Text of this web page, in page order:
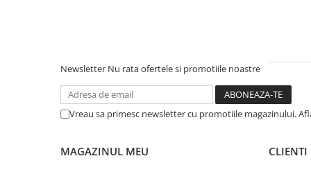
Romane de dragoste, Carti
Senzatii/Dragoste
Senzatii/Suspans
Newsletter Nu rata ofertele si promotiile noastre
Vreau sa primesc newsletter cu promotiile magazinului.
MAGAZINUL MEU CLIENTI